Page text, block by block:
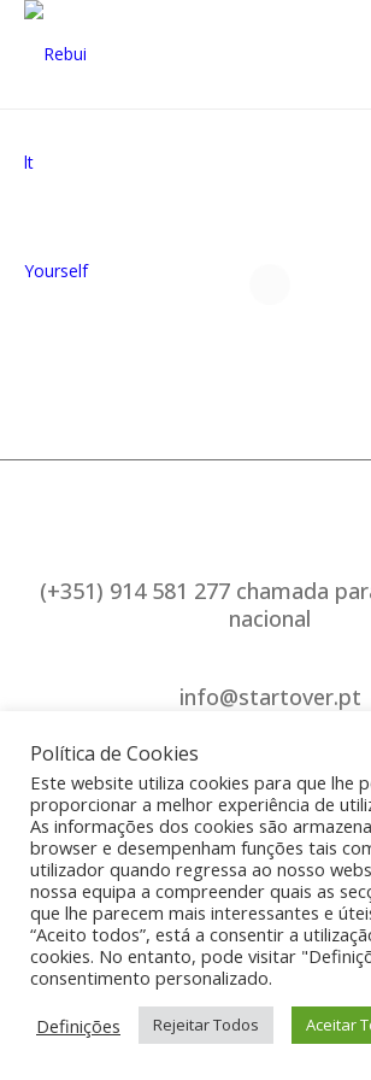
(+351) 914 581 277 chamada
nacional
info@startover.pt
Agende uma
Política de
Política de Cookies
Este website utiliza cookies para que lhe
proporcionar a melhor experiência de
As informações dos cookies são
browser e desempenham funções tais
utilizador quando regressa ao nosso
nossa equipa a compreender quais as
que lhe parecem mais interessantes e
“Aceito todos”, está a consentir a
cookies. No entanto, pode visitar
consentimento personalizado.
Definições
Rejeitar Todos Aceitar